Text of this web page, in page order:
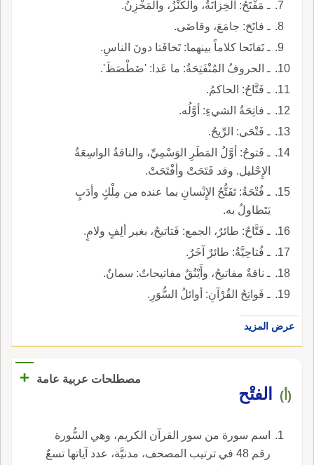
ـ مَفْتَحُ: الخِزانَةُ، والكَنْزُ، والمَخْزِنُ.
ـ فاتَحَ: جامَعَ، وقاضَى.
ـ تَفاتَحا كلاماً بينهما: تَخافَتا دونَ الناسِ.
ـ الحروفُ المُنْفَتِحَةُ: ما عَدا: 'ضَطْصَظَ'.
ـ فَتَّاحُ: الحاكمُ.
ـ فاتِحَةُ الشيءِ: أوَّلُه.
ـ فَتْحَى: الرِّيحُ.
ـ فَتوحُ: أوَّلُ المَطَرِ الوَسْمِيِّ، والناقةُ الواسِعَةُ
الإِحْليل. وقد فَتَحَتْ وأفْتَحَتْ.
ـ فُتْحَةُ: تَفَتُّحُ الإِنْسانِ بما عنده من مِلْكٍ وأدَبٍ
يَتَطاولُ به.
ـ فَتَّاحٌ: طائرٌ، الجمع: فَتاتيحُ، بغير ألِفٍ ولامٍ.
ـ فُتاحِيَّةُ: طائرٌ آخَرُ.
ـ ناقةٌ مفاتيحُ، وأَيْنُقٌ مفاتيحاتٌ: سمانٌ.
ـ فَواتِحُ القُرْآنِ: أوائلُ السُّوَرِ.
عرض المزيد
مصطلحات عربية عامة +
(أ) الفتْح
اسم سورة من سور القرآن الكريم، وهي السُّورة
رقم 48 في ترتيب المصحف، مدنيَّة، عدد آياتها تسعٌ